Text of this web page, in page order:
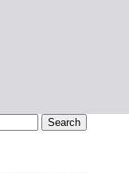
Search